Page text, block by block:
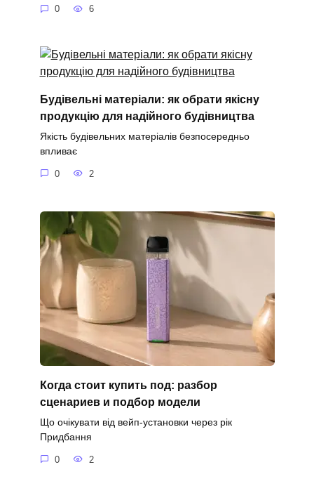
0 6
Будівельні матеріали: як обрати якісну
продукцію для надійного будівництва
Якість будівельних матеріалів безпосередньо
впливає
0 2
Когда стоит купить под: разбор
сценариев и подбор модели
Що очікувати від вейп-установки через рік
Придбання
0 2